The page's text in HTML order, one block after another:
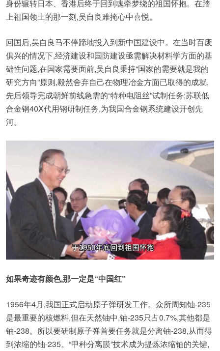
身份辗转日本、香港后终于回到魂牵梦绕的祖国怀抱。在踏
上祖国领土的那一刻,吴自良难掩心中喜悦。
回国后,吴自良马不停蹄地投入到新中国建设中。在当时百废
俱兴的情况下,经济建设和国防建设亟需解决材料学方面的基
础性问题,在国家需要面前,吴自良秉持“国家的需要就是我的
研究方向”原则,毅然舍弃自己在物理冶金方面已取得的成就,
先后领导完成朝鲜前线急需的“特种电阻丝”试制任务;苏联低
合金钢40X代用钢研制任务,为我国合金钢系统建设开创先
河。
如果奇迹有颜色,那一定是“中国红”
1956年4月,我国正式启动原子弹研发工作。众所周知铀-235
是最重要的核燃料,但在天然铀中,铀-235只占0.7%,其他都是
铀-238。所以要研制原子弹首要任务就是分离铀-238,从而得
到浓缩的铀-235。“甲种分离膜”技术成为提炼浓缩铀的关键,